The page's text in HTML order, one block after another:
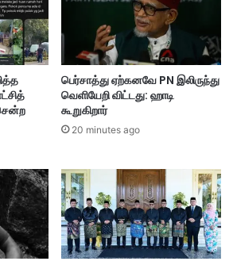
பெர்சாத்து ஏற்கனவே PN இலிருந்து
வெளியேறி விட்டது: ஹாடி
கூறுகிறார்
20 minutes ago